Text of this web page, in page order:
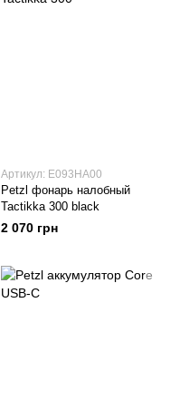
Артикул: E093HA00
Petzl фонарь налобный
Tactikka 300 black
2 070 грн